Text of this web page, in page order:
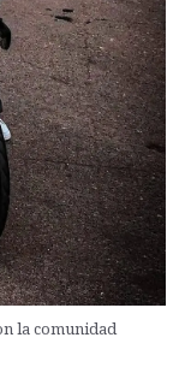
la comunidad